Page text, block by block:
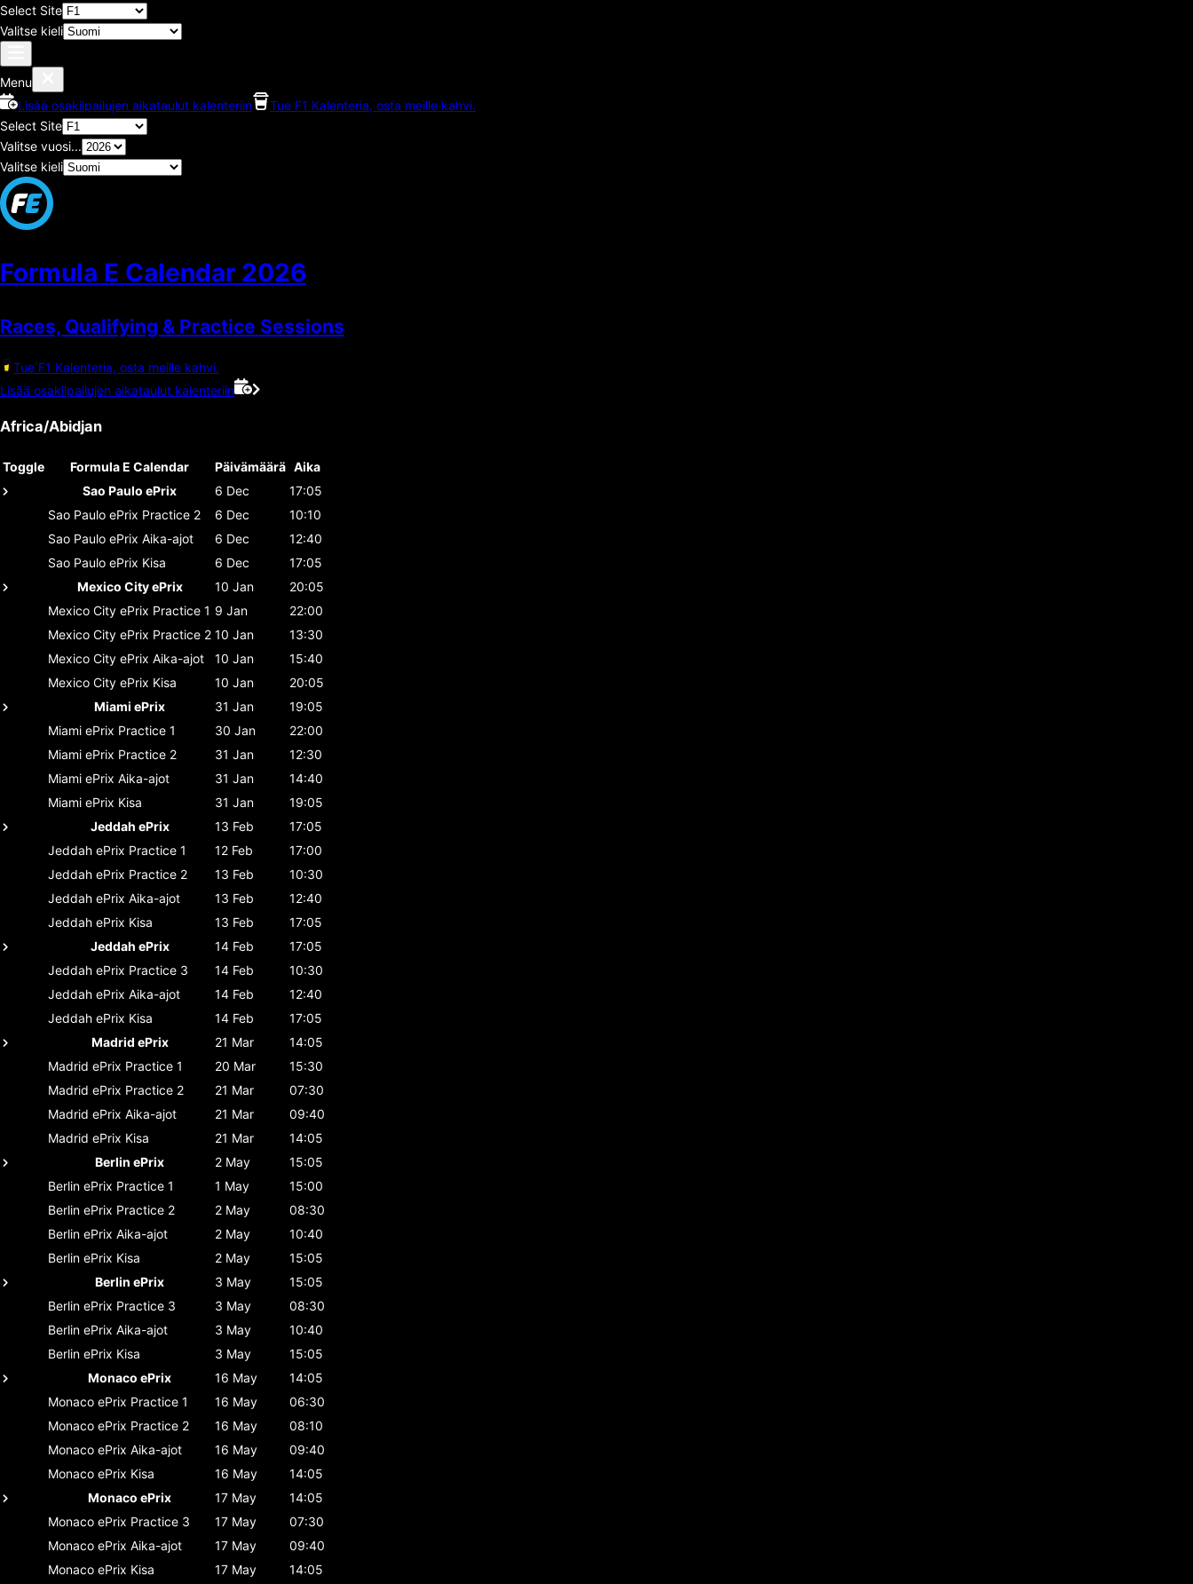
Select Site
Valitse kieli
Menu
Lisää osakilpailujen aikataulut kalenteriin
Tue F1 Kalenteria, osta meille kahvi.
Select Site
Valitse vuosi...
Valitse kieli
Formula E Calendar 2026
Races, Qualifying & Practice Sessions
Tue F1 Kalenteria, osta meille kahvi.
Lisää osakilpailujen aikataulut kalenteriin
Africa/Abidjan
Toggle Formula E Calendar Päivämäärä Aika
Sao Paulo ePrix
6 Dec
17:05
Sao Paulo ePrix Practice 2 6 Dec
10:10
Sao Paulo ePrix Aika-ajot 6 Dec
12:40
Sao Paulo ePrix Kisa 6 Dec
17:05
Mexico City ePrix
10 Jan
20:05
Mexico City ePrix Practice 1 9 Jan
22:00
Mexico City ePrix Practice 2 10 Jan
13:30
Mexico City ePrix Aika-ajot 10 Jan
15:40
Mexico City ePrix Kisa 10 Jan
20:05
Miami ePrix
31 Jan
19:05
Miami ePrix Practice 1 30 Jan
22:00
Miami ePrix Practice 2 31 Jan
12:30
Miami ePrix Aika-ajot 31 Jan
14:40
Miami ePrix Kisa 31 Jan
19:05
Jeddah ePrix
13 Feb
17:05
Jeddah ePrix Practice 1 12 Feb
17:00
Jeddah ePrix Practice 2 13 Feb
10:30
Jeddah ePrix Aika-ajot 13 Feb
12:40
Jeddah ePrix Kisa 13 Feb
17:05
Jeddah ePrix
14 Feb
17:05
Jeddah ePrix Practice 3 14 Feb
10:30
Jeddah ePrix Aika-ajot 14 Feb
12:40
Jeddah ePrix Kisa 14 Feb
17:05
Madrid ePrix
21 Mar
14:05
Madrid ePrix Practice 1 20 Mar
15:30
Madrid ePrix Practice 2 21 Mar
07:30
Madrid ePrix Aika-ajot 21 Mar
09:40
Madrid ePrix Kisa 21 Mar
14:05
Berlin ePrix
2 May
15:05
Berlin ePrix Practice 1 1 May
15:00
Berlin ePrix Practice 2 2 May
08:30
Berlin ePrix Aika-ajot 2 May
10:40
Berlin ePrix Kisa 2 May
15:05
Berlin ePrix
3 May
15:05
Berlin ePrix Practice 3 3 May
08:30
Berlin ePrix Aika-ajot 3 May
10:40
Berlin ePrix Kisa 3 May
15:05
Monaco ePrix
16 May
14:05
Monaco ePrix Practice 1 16 May
06:30
Monaco ePrix Practice 2 16 May
08:10
Monaco ePrix Aika-ajot 16 May
09:40
Monaco ePrix Kisa 16 May
14:05
Monaco ePrix
17 May
14:05
Monaco ePrix Practice 3 17 May
07:30
Monaco ePrix Aika-ajot 17 May
09:40
Monaco ePrix Kisa 17 May
14:05